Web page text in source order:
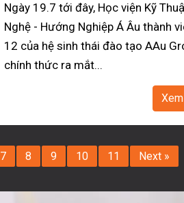
Ngày 19.7 tới đây, Học viện Kỹ
Nghệ - Hướng Nghiệp Á Âu thành
12 của hệ sinh thái đào tạo AAu
chính thức ra mắt...
7 8 9 10 11 Next »